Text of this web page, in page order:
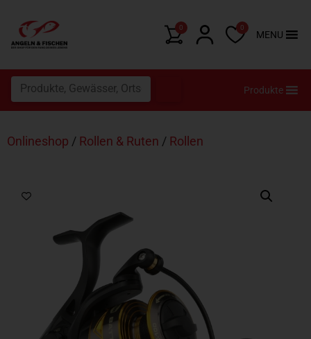
0 0
MENU
Produkte
Onlineshop / Rollen & Ruten / Rollen